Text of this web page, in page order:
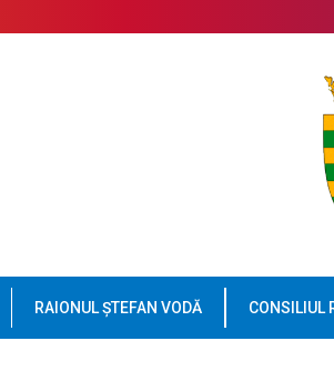
RAIONUL ȘTEFAN VODĂ CONSILIUL